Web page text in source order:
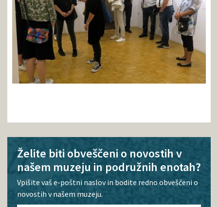
Želite biti obveščeni o novostih v
našem muzeju in podružnih enotah?
Vpišite vaš e-poštni naslov in bodite redno obveščeni o
novostih v našem muzeju.